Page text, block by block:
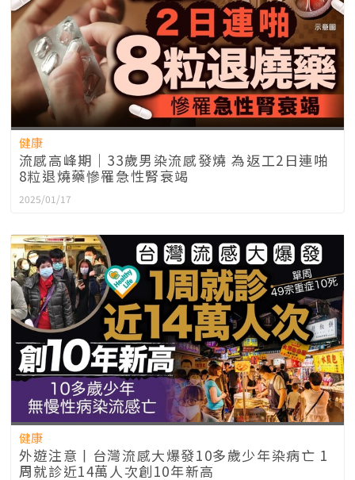
健康
流感高峰期｜33歲男染流感發燒 為返工2日連啪
8粒退燒藥慘罹急性腎衰竭
2025/01/17
健康
外遊注意丨台灣流感大爆發10多歲少年染病亡 1
周就診近14萬人次創10年新高